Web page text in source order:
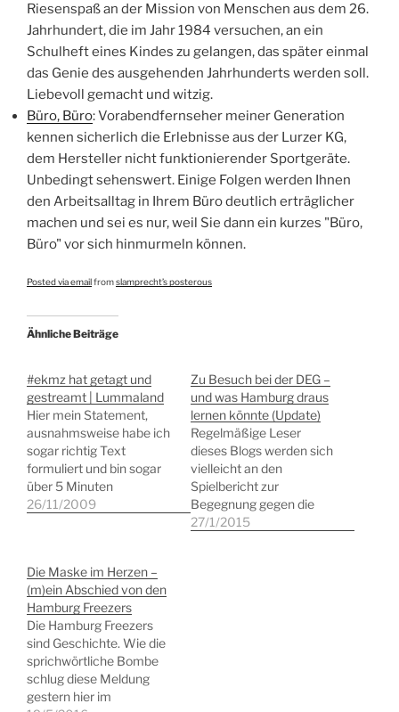
Riesenspaß an der Mission von Menschen aus dem 26.
Jahrhundert, die im Jahr 1984 versuchen, an ein
Schulheft eines Kindes zu gelangen, das später einmal
das Genie des ausgehenden Jahrhunderts werden soll.
Liebevoll gemacht und witzig.
Büro, Büro: Vorabendfernseher meiner Generation
kennen sicherlich die Erlebnisse aus der Lurzer KG,
dem Hersteller nicht funktionierender Sportgeräte.
Unbedingt sehenswert. Einige Folgen werden Ihnen
den Arbeitsalltag in Ihrem Büro deutlich erträglicher
machen und sei es nur, weil Sie dann ein kurzes "Büro,
Büro" vor sich hinmurmeln können.
Posted via emailfromslamprecht’s posterous
Ähnliche Beiträge
#ekmz hat getagt und
gestreamt | Lummaland
Hier mein Statement,
ausnahmsweise habe ich
sogar richtig Text
formuliert und bin sogar
über 5 Minuten
Redebeitrag gekommen:
geehrte Frau Kohnle-
Gross, liebe Renate
Pepper, sehr geehrte
Damen und Herren, liebe
Internetnutzer an den
Bildschirmen daheim
oder am Arbeitsplatz,
mein erster Computer…
26/11/2009
Zu Besuch bei der DEG –
und was Hamburg draus
lernen könnte (Update)
Regelmäßige Leser
dieses Blogs werden sich
vielleicht an den
Spielbericht zur
Begegnung gegen die
DEG erinnern. Der
27/1/2015
Die Maske im Herzen –
(m)ein Abschied von den
Hamburg Freezers
Die Hamburg Freezers
sind Geschichte. Wie die
sprichwörtliche Bombe
schlug diese Meldung
gestern hier im